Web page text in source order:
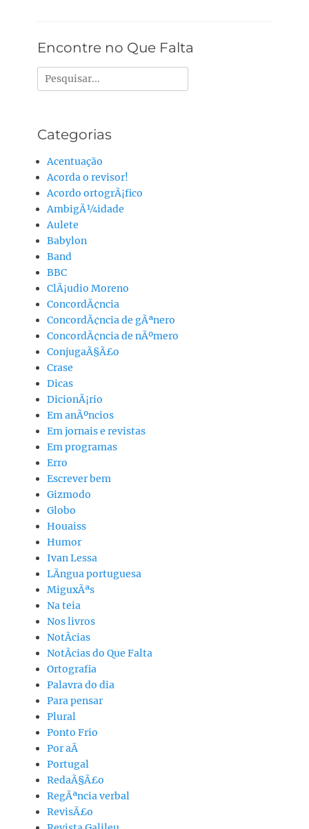
Encontre no Que Falta
Pesquisar
por:
Categorias
Acentuação
Acorda o revisor!
Acordo ortogrÃ¡fico
AmbigÃ¼idade
Aulete
Babylon
Band
BBC
ClÃ¡udio Moreno
ConcordÃ¢ncia
ConcordÃ¢ncia de gÃªnero
ConcordÃ¢ncia de nÃºmero
ConjugaÃ§Ã£o
Crase
Dicas
DicionÃ¡rio
Em anÃºncios
Em jornais e revistas
Em programas
Erro
Escrever bem
Gizmodo
Globo
Houaiss
Humor
Ivan Lessa
LÃ­ngua portuguesa
MiguxÃªs
Na teia
Nos livros
NotÃ­cias
NotÃ­cias do Que Falta
Ortografia
Palavra do dia
Para pensar
Plural
Ponto Frio
Por aÃ­
Portugal
RedaÃ§Ã£o
RegÃªncia verbal
RevisÃ£o